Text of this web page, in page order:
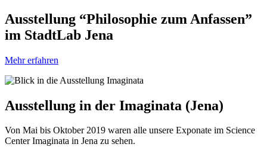
Ausstellung “Philosophie zum Anfassen”
im StadtLab Jena
Mehr erfahren
Ausstellung in der Imaginata (Jena)
Von Mai bis Oktober 2019 waren alle unsere Exponate im Science
Center Imaginata in Jena zu sehen.